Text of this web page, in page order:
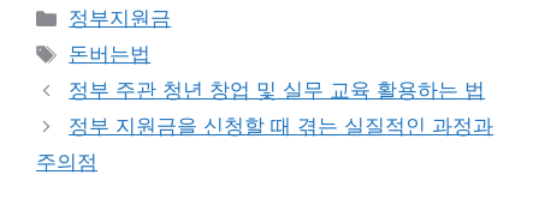
카
테
리
정부지원금
태
그
돈버는법
정부 주관 청년 창업 및 실무 교육 활용하는 법
정부 지원금을 신청할 때 겪는 실질적인 과정과
주의점